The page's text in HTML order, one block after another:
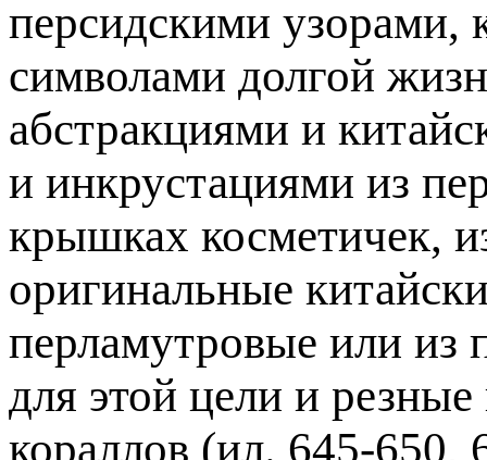
персидскими узорами,
символами долгой
абстракциями и
и инкруста­циями из
крышках косметичек,
оригинальные
перламутровые или из
для этой цели и
кораллов (ил. 645-650,